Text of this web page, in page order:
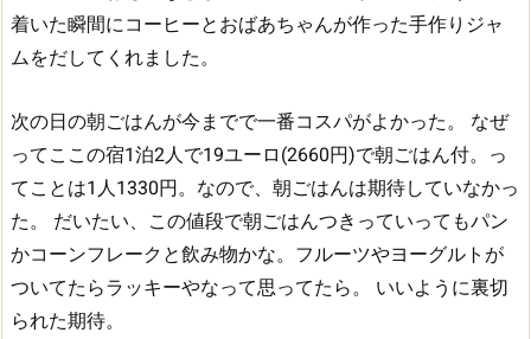
着いた瞬間にコーヒーとおばあちゃんが作った手作りジャ
ムをだしてくれました。
次の日の朝ごはんが今までで一番コスパがよかった。
なぜ
ってここの宿1泊2人で19ユーロ(2660円)で朝ごはん付。っ
てことは1人1330円。なので、朝ごはんは期待していなかっ
た。
だいたい、この値段で朝ごはんつきっていってもパン
かコーンフレークと飲み物かな。フルーツやヨーグルトが
ついてたらラッキーやなって思ってたら。
いいように裏切
られた期待。